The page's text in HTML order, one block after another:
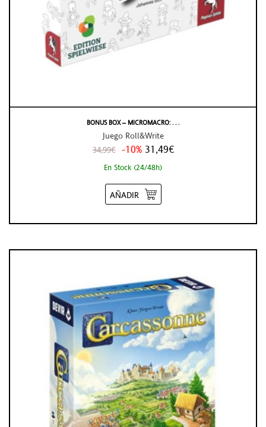
BONUS BOX – MICROMACRO: . . .
Juego Roll&Write
34,99€ -10% 31,49€
En Stock (24/48h)
AÑADIR